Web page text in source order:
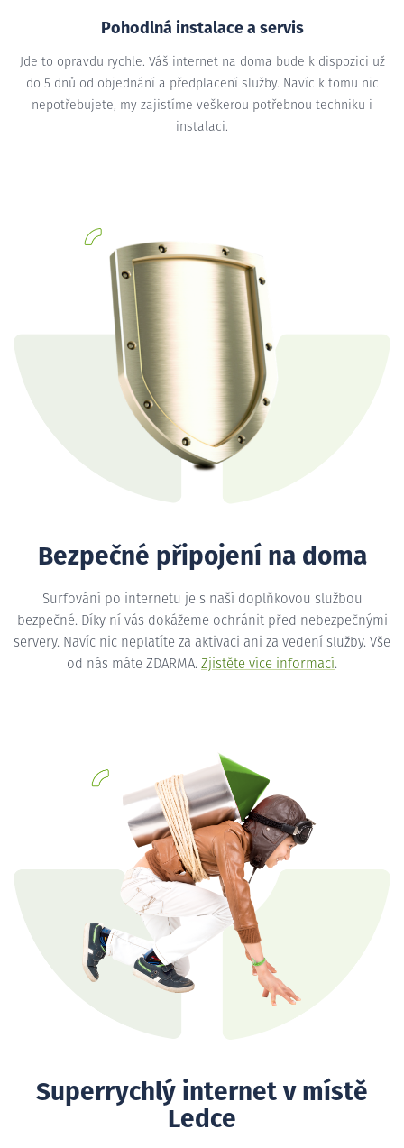
Pohodlná instalace a servis
Jde to opravdu rychle. Váš internet na doma bude k dispozici už
do 5 dnů od objednání a předplacení služby. Navíc k tomu nic
nepotřebujete, my zajistíme veškerou potřebnou techniku i
instalaci.
Bezpečné připojení na doma
Surfování po internetu je s naší doplňkovou službou
bezpečné. Díky ní vás dokážeme ochránit před nebezpečnými
servery. Navíc nic neplatíte za aktivaci ani za vedení služby. Vše
od nás máte ZDARMA. Zjistěte více informací.
Superrychlý internet v místě
Ledce